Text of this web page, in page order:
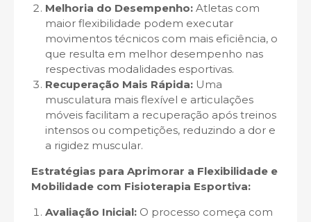
Melhoria do Desempenho: Atletas com
maior flexibilidade podem executar
movimentos técnicos com mais eficiência, o
que resulta em melhor desempenho nas
respectivas modalidades esportivas.
Recuperação Mais Rápida: Uma
musculatura mais flexível e articulações
móveis facilitam a recuperação após treinos
intensos ou competições, reduzindo a dor e
a rigidez muscular.
Estratégias para Aprimorar a Flexibilidade e
Mobilidade com Fisioterapia Esportiva:
Avaliação Inicial: O processo começa com